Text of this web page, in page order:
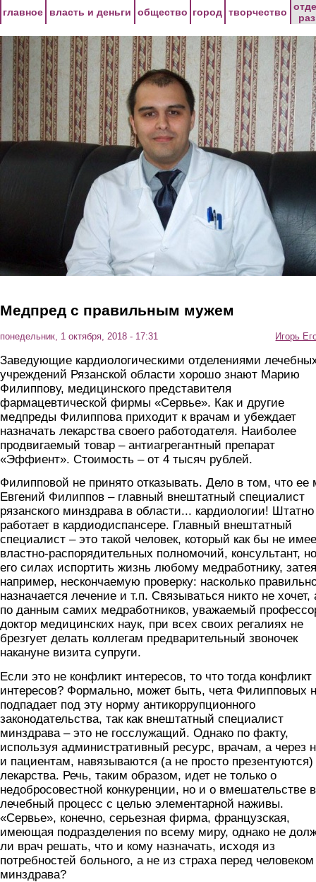
главное власть и деньги общество город творчество
Медпред с правильным мужем
понедельник, 1 октября, 2018 - 17:31 Игорь
Заведующие кардиологическими отделениями
учреждений Рязанской области хорошо знают Марию
Филиппову, медицинского представителя
фармацевтической фирмы «Сервье». Как и другие
медпреды Филиппова приходит к врачам и убеждает
назначать лекарства своего работодателя. Наиболее
продвигаемый товар – антиагрегантный препарат
«Эффиент». Стоимость – от 4 тысяч рублей.
Филипповой не принято отказывать. Дело в том, что ее
Евгений Филиппов – главный внештатный специалист
рязанского минздрава в области... кардиологии!
работает в кардиодиспансере. Главный внештатный
специалист – это такой человек, который как бы не
властно-распорядительных полномочий, консультант,
его силах испортить жизнь любому медработнику,
например, нескончаемую проверку: насколько
назначается лечение и т.п. Связываться никто не хочет,
по данным самих медработников, уважаемый
доктор медицинских наук, при всех своих регалиях не
брезгует делать коллегам предварительный звоночек
накануне визита супруги.
Если это не конфликт интересов, то что тогда конфликт
интересов? Формально, может быть, чета Филипповых
подпадает под эту норму антикоррупционного
законодательства, так как внештатный специалист
минздрава – это не госслужащий. Однако по факту,
используя административный ресурс, врачам, а через
и пациентам, навязываются (а не просто презентуются)
лекарства. Речь, таким образом, идет не только о
недобросовестной конкуренции, но и о вмешательстве в
лечебный процесс с целью элементарной наживы.
«Сервье», конечно, серьезная фирма, французская,
имеющая подразделения по всему миру, однако не
ли врач решать, что и кому назначать, исходя из
потребностей больного, а не из страха перед
минздрава?